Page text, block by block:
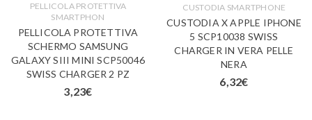
PELLICOLA PROTETTIVA
SMARTPHON
PELLICOLA PROTETTIVA
SCHERMO SAMSUNG
GALAXY SIII MINI SCP50046
SWISS CHARGER 2 PZ
3,23€
CUSTODIA SMARTPHONE
CUSTODIA X APPLE IPHONE
5 SCP10038 SWISS
CHARGER IN VERA PELLE
NERA
6,32€